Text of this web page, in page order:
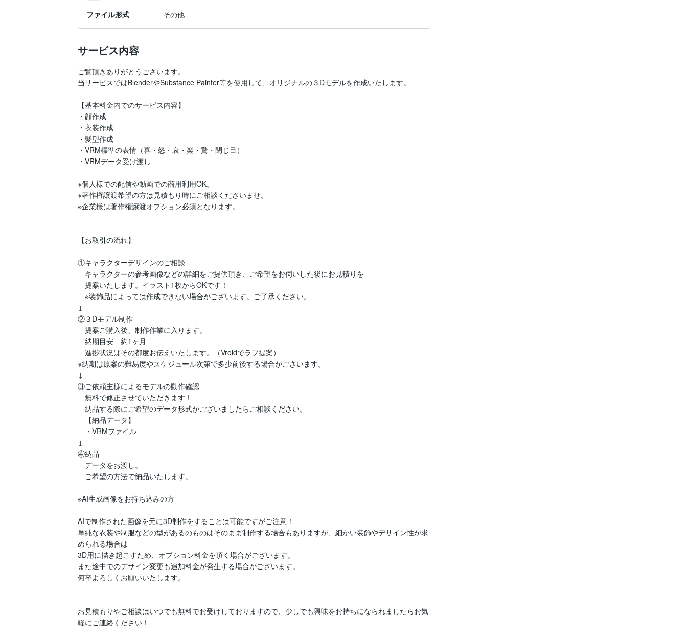
ファイル形式 その他
サービス内容
ご覧頂きありがとうございます。
当サービスではBlenderやSubstance Painter等を使用して、オリジナルの３Dモデルを作成いたします。
【基本料金内でのサービス内容】
・顔作成
・衣装作成
・髪型作成
・VRM標準の表情（喜・怒・哀・楽・驚・閉じ目）
・VRMデータ受け渡し
※個人様での配信や動画での商用利用OK。
※著作権譲渡希望の方は見積もり時にご相談くださいませ。
※企業様は著作権譲渡オプション必須となります。
【お取引の流れ】
①キャラクターデザインのご相談
キャラクターの参考画像などの詳細をご提供頂き、ご希望をお伺いした後にお見積りを
提案いたします。イラスト1枚からOKです！
※装飾品によっては作成できない場合がございます。ご了承ください。
↓
②３Dモデル制作
提案ご購入後、制作作業に入ります。
納期目安　約1ヶ月
進捗状況はその都度お伝えいたします。（Vroidでラフ提案）
※納期は原案の難易度やスケジュール次第で多少前後する場合がございます。
↓
③ご依頼主様によるモデルの動作確認
無料で修正させていただきます！
納品する際にご希望のデータ形式がございましたらご相談ください。
【納品データ】
・VRMファイル
↓
④納品
データをお渡し。
ご希望の方法で納品いたします。
※AI生成画像をお持ち込みの方
AIで制作された画像を元に3D制作をすることは可能ですがご注意！
単純な衣装や制服などの型があるのものはそのまま制作する場合もありますが、細かい装飾やデサイン性が求
められる場合は
3D用に描き起こすため、オプション料金を頂く場合がございます。
また途中でのデサイン変更も追加料金が発生する場合がございます。
何卒よろしくお願いいたします。
お見積もりやご相談はいつでも無料でお受けしておりますので、少しでも興味をお持ちになられましたらお気